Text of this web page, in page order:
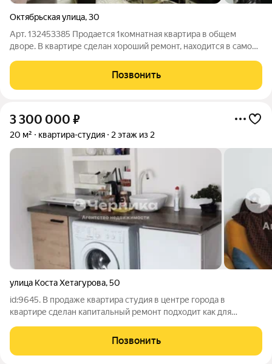
Октябрьская улица,30
Арт. 132453385 Продается 1комнатная квартира в общем
дворе. В квартире сделан хороший ремонт, находится в самом
тихом дворе, так же для посуточной сдачи. Документы готовы
к сделке. Любая
Позвонить
3 300 000 ₽
20 м² квартира-студия 2 этаж из 2
улица Коста Хетагурова,50
id:9645. В продаже квартира студия в центре города в
квартире сделан капитальный ремонт подходит как для
недвижимости «Черника» гарантирует безопасность и
юридическую чистоту сделки. Проводим
Позвонить